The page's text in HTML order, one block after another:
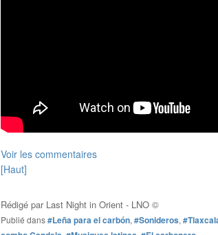
Voir les commentaires
[Haut]
Rédigé par Last Night in Orient - LNO ©
Publié dans#Leña para el carbón, #Sonideros,